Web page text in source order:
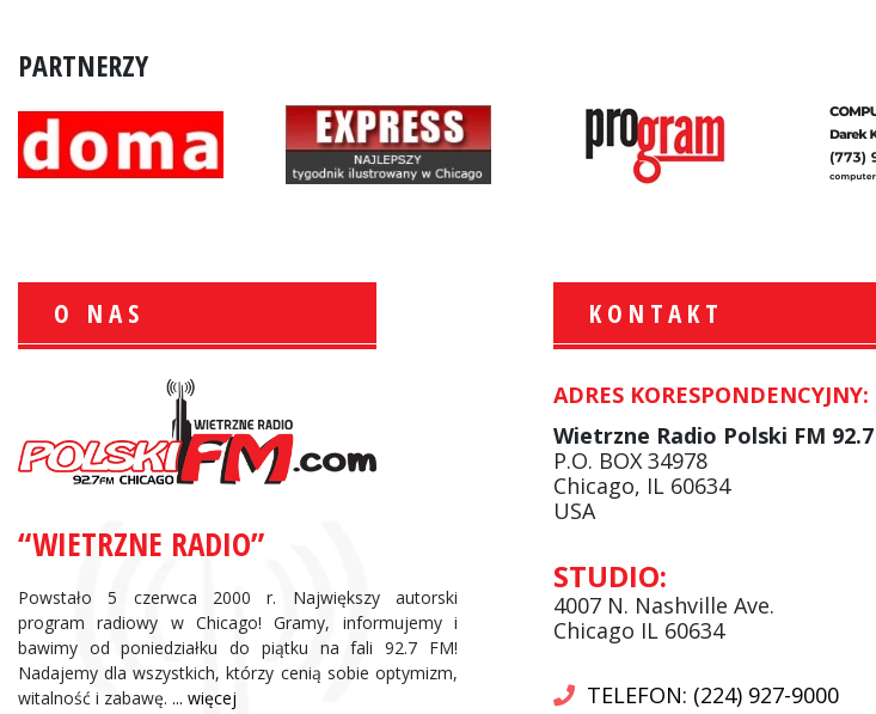
PARTNERZY
O NAS
“WIETRZNE RADIO”
Powstało 5 czerwca 2000 r. Największy autorski
program radiowy w Chicago! Gramy, informujemy i
bawimy od poniedziałku do piątku na fali 92.7 FM!
Nadajemy dla wszystkich, którzy cenią sobie optymizm,
witalność i zabawę. ... więcej
KONTAKT
ADRES KORESPONDENCYJNY:
Wietrzne Radio Polski FM
P.O. BOX 34978
Chicago, IL 60634
USA
STUDIO:
4007 N. Nashville Ave.
Chicago IL 60634
TELEFON: (224) 927-9000
Informacje Giełdowe
Krzysztof
Komentator
facebook